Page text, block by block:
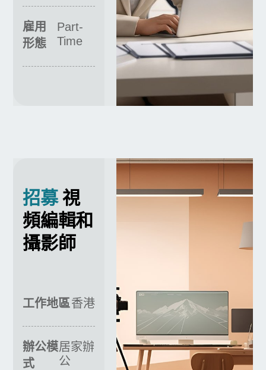
雇用
形態
Part-
Time
招募視
頻編輯和
攝影師
工作地區香港
辦公模
式
居家辦
公